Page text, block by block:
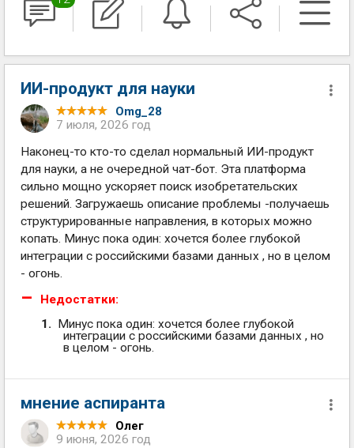
ИИ-продукт для науки
Omg_28
7 июля, 2026 год
Наконец-то кто-то сделал нормальный ИИ-продукт
для науки, а не очередной чат-бот. Эта платформа
сильно мощно ускоряет поиск изобретательских
решений. Загружаешь описание проблемы -получаешь
структурированные направления, в которых можно
копать. Минус пока один: хочется более глубокой
интеграции с российскими базами данных , но в целом
- огонь.
Недостатки:
Минус пока один: хочется более глубокой
интеграции с российскими базами данных , но
в целом - огонь.
мнение аспиранта
Олег
9 июня, 2026 год